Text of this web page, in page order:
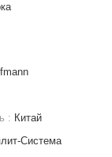
: Китай
Система